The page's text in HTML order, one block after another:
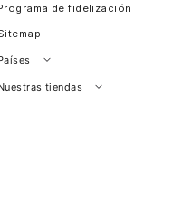
de fidelización
tiendas